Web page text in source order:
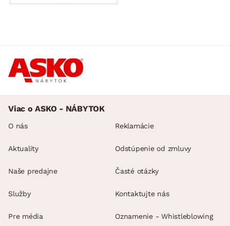
Viac o ASKO - NÁBYTOK
O nás
Aktuality
Naše predajne
Služby
Pre média
Reklamácie
Odstúpenie od zmluvy
Časté otázky
Kontaktujte nás
Oznamenie - Whistleblowing